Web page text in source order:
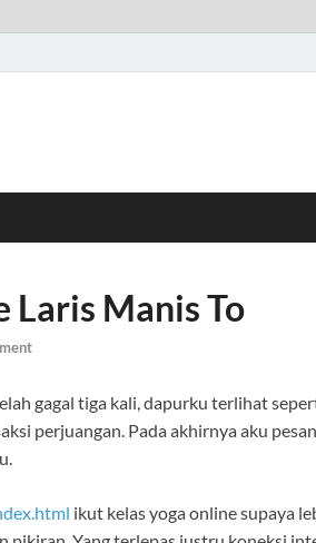
Laris Manis To
gagal tiga kali, dapurku terlihat
perjuangan. Pada akhirnya aku
ikut kelas yoga online supaya